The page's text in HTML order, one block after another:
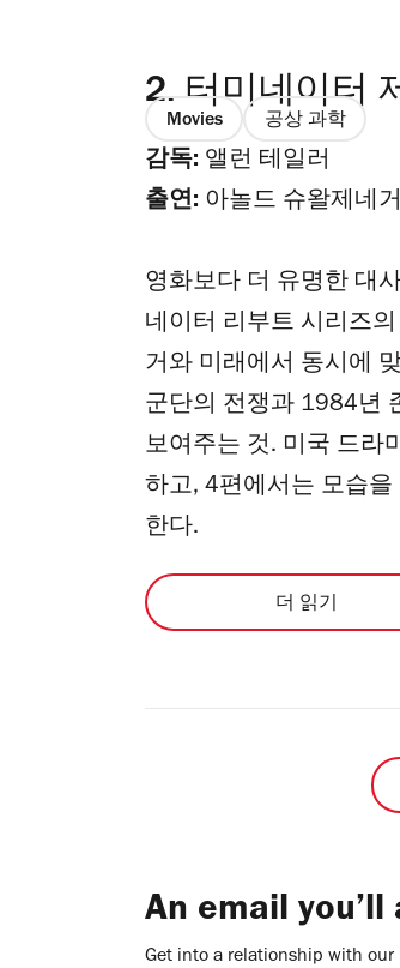
2. 터미네이터
Movies 공상 과학
감독: 앨런 테일러
출연: 아놀드 슈왈제네
영화보다 더 유명한 대
네이터 리부트 시리즈
거와 미래에서 동시에
군단의 전쟁과 1984년
보여주는 것. 미국 드라
하고, 4편에서는 모습
한다.
더 읽기
An email
Get into a relationship with our